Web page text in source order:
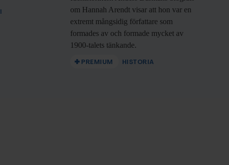
om Hannah Arendt visar att hon var en
extremt mångsidig författare som
formades av och formade mycket av
1900-talets tänkande.
PREMIUM HISTORIA